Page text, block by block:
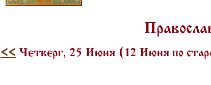
<< Четверг, 25 Июня (12 Июня по